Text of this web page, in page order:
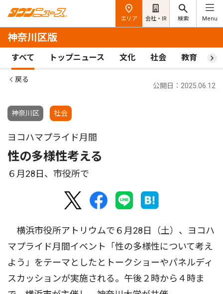
エリア 会社・IR 検索 Menu
神奈川区版
すべて トップニュース 文化 社会 教育 ス
戻る
神奈川区 社会
公開日：2025.06.12
ヨコハマプライド月間
性の多様性考える
６月28日、市役所で
横浜市役所アトリウムで６月28日（土）、ヨコハ
マプライド月間イベント「性の多様性について考え
よう」をテーマとしたとトークショーやパネルディ
スカッションが実施される。午後２時から４時ま